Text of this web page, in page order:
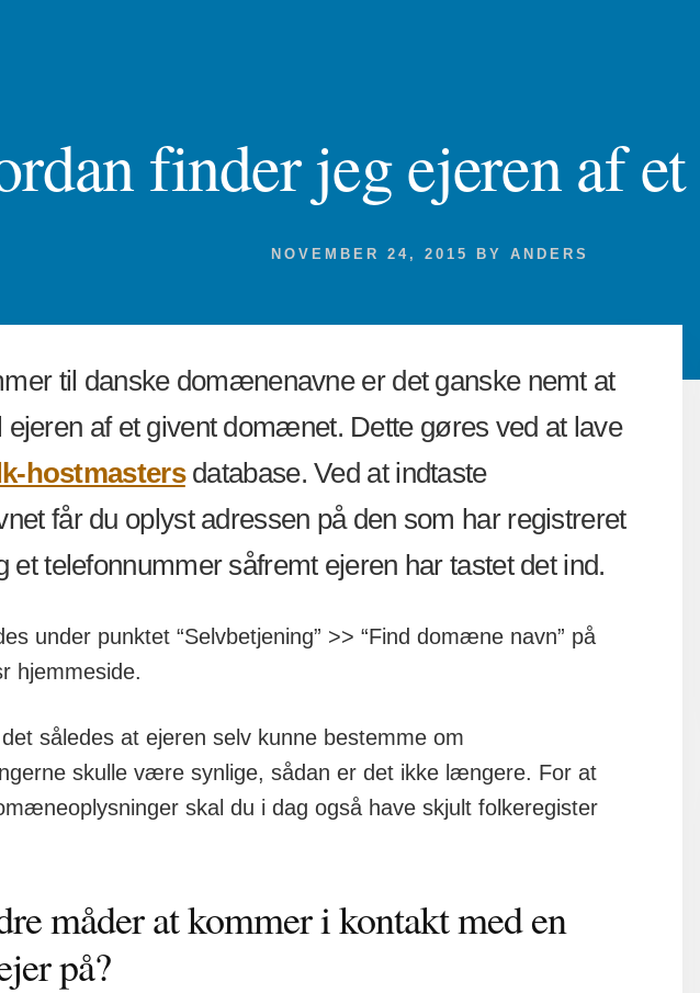
finder jeg ejeren af
NOVEMBER 24, 2015 BY ANDERS
til danske domænenavne er det ganske nemt at
ejeren af et givent domænet. Dette gøres ved at lave
hostmastersdatabase. Ved at indtaste
får du oplyst adressen på den som har registreret
telefonnummer såfremt ejeren har tastet det ind.
under punktet “Selvbetjening” >> “Find domæne navn” på
hjemmeside.
således at ejeren selv kunne bestemme om
skulle være synlige, sådan er det ikke længere. For at
skal du i dag også have skjult folkeregister
måder at kommer i kontakt med en
på?